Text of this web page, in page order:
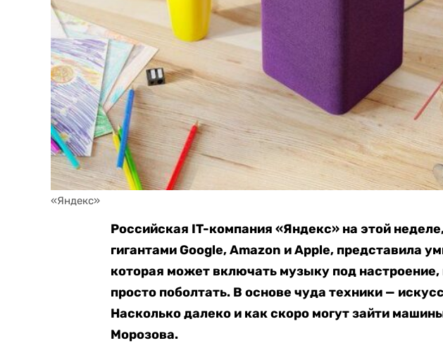
«Яндекс»
Российская IT-компания «Яндекс» на этой
гигантами Google, Amazon и Apple, представила
которая может включать музыку под
просто поболтать. В основе чуда техники —
Насколько далеко и как скоро могут зайти
Морозова.